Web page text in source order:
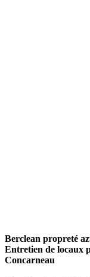
Berclean propreté
Entretien de locaux
Concarneau